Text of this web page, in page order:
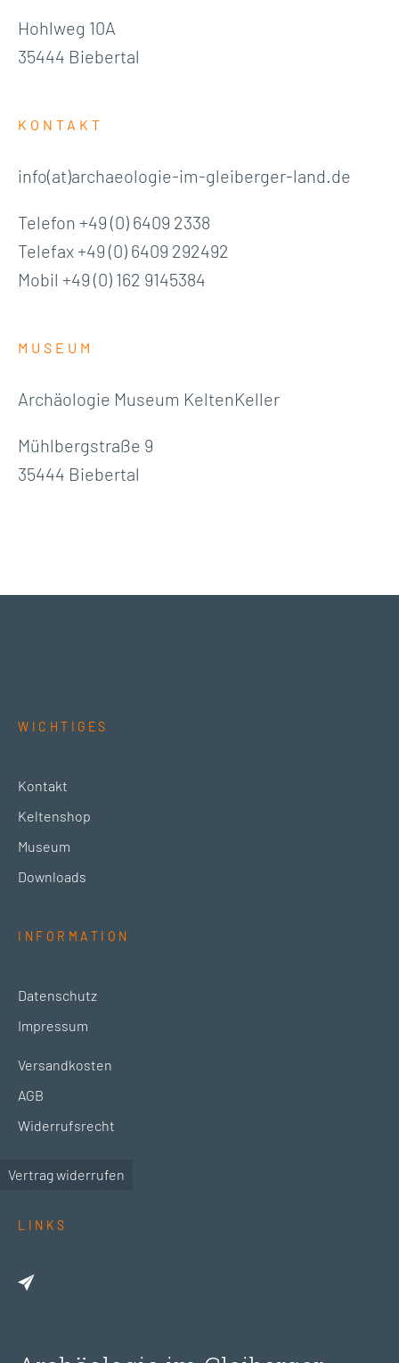
Hohlweg 10A
35444 Biebertal
KONTAKT
info(at)archaeologie-im-gleiberger-land.de
Telefon +49 (0) 6409 2338
Telefax +49 (0) 6409 292492
Mobil +49 (0) 162 9145384
MUSEUM
Archäologie Museum KeltenKeller
Mühlbergstraße 9
35444 Biebertal
WICHTIGES
Kontakt
Keltenshop
Museum
Downloads
INFORMATION
Datenschutz
Impressum
Versandkosten
AGB
Widerrufsrecht
Vertrag widerrufen
LINKS